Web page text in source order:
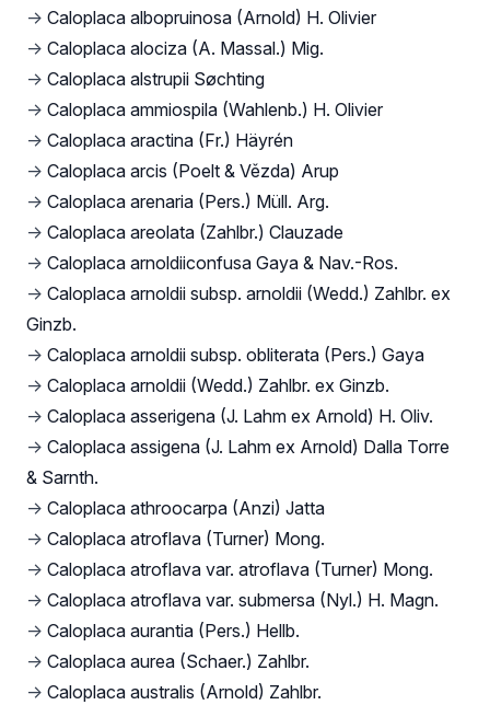
→ Caloplaca albopruinosa (Arnold) H. Olivier
→ Caloplaca alociza (A. Massal.) Mig.
→ Caloplaca alstrupii Søchting
→ Caloplaca ammiospila (Wahlenb.) H. Olivier
→ Caloplaca aractina (Fr.) Häyrén
→ Caloplaca arcis (Poelt & Vězda) Arup
→ Caloplaca arenaria (Pers.) Müll. Arg.
→ Caloplaca areolata (Zahlbr.) Clauzade
→ Caloplaca arnoldiiconfusa Gaya & Nav.-Ros.
→ Caloplaca arnoldii subsp. arnoldii (Wedd.) Zahlbr. ex
Ginzb.
→ Caloplaca arnoldii subsp. obliterata (Pers.) Gaya
→ Caloplaca arnoldii (Wedd.) Zahlbr. ex Ginzb.
→ Caloplaca asserigena (J. Lahm ex Arnold) H. Oliv.
→ Caloplaca assigena (J. Lahm ex Arnold) Dalla Torre
& Sarnth.
→ Caloplaca athroocarpa (Anzi) Jatta
→ Caloplaca atroflava (Turner) Mong.
→ Caloplaca atroflava var. atroflava (Turner) Mong.
→ Caloplaca atroflava var. submersa (Nyl.) H. Magn.
→ Caloplaca aurantia (Pers.) Hellb.
→ Caloplaca aurea (Schaer.) Zahlbr.
→ Caloplaca australis (Arnold) Zahlbr.